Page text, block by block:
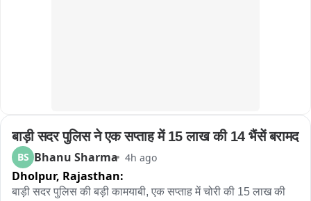
নাটকীয় পদ্ধতিতে সচেতনতার বার্তা মানুষের কাছে পৌঁছে দিলে তার প্রভাব আরও
বেশি হতে পারে। পথ নিরাপত্তা সপ্তাহে সবং ও পিংলা পুলিশের এই উদ্যোগ যেন
হাসির আড়ালে একটি কঠিন বার্তাই দিয়ে গেল হেলমেট ও সিটবেল্ট এড়িয়ে চলা মানেই
নিজের জীবনকে ঝুঁкির মুখে ঠেলে দেওয়া। তাই রাস্তায় বেরোনোর আগে নিয়ম
बाड़ी सदर पुलिस ने एक सप्ताह में 15 लाख की 14 भैंसें बरामद
BS Bhanu Sharma 4h ago
Dholpur, Rajasthan:
बाड़ी सदर पुलिस की बड़ी कामयाबी, एक सप्ताह में चोरी की 15 लाख की